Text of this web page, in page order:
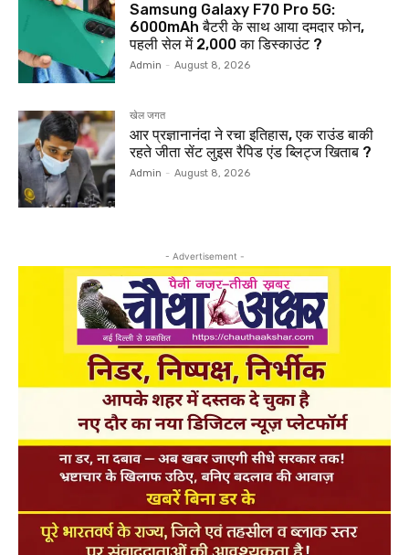
Samsung Galaxy F70 Pro 5G:
6000mAh बैटरी के साथ आया दमदार फोन,
पहली सेल में ₹2,000 का डिस्काउंट ?
Admin - August 8, 2026
खेल जगत
आर प्रज्ञानानंदा ने रचा इतिहास, एक राउंड बाकी
रहते जीता सेंट लुइस रैपिड एंड ब्लिट्ज खिताब ?
Admin - August 8, 2026
- Advertisement -